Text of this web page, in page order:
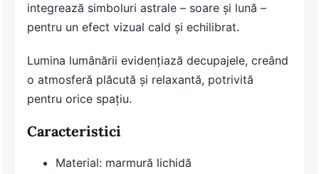
integrează simboluri astrale – soare și lună –
pentru un efect vizual cald și echilibrat.
Lumina lumânării evidențiază decupajele, creând
o atmosferă plăcută și relaxantă, potrivită
pentru orice spațiu.
Caracteristici
Material: marmură lichidă